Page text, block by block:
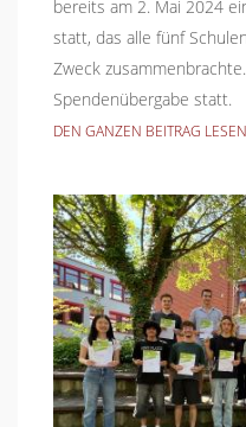
bereits am 2. Mai 2024
statt, das alle fünf
Zweck
Spendenübergabe statt.
DEN GANZEN BEITRAG LESEN